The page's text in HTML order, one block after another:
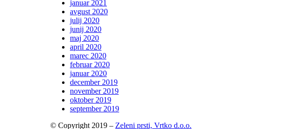
januar 2021
avgust 2020
julij 2020
junij 2020
maj 2020
april 2020
marec 2020
februar 2020
januar 2020
december 2019
november 2019
oktober 2019
september 2019
© Copyright 2019 – Zeleni prsti, Vrtko d.o.o.